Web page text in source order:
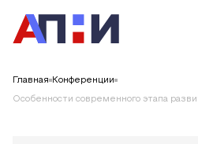
Главная Конференции
Особенности современного этапа